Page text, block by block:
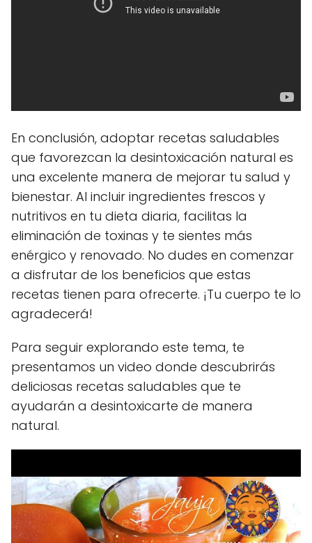
En conclusión, adoptar recetas saludables
que favorezcan la desintoxicación natural es
una excelente manera de mejorar tu salud y
bienestar. Al incluir ingredientes frescos y
nutritivos en tu dieta diaria, facilitas la
eliminación de toxinas y te sientes más
enérgico y renovado. No dudes en comenzar
a disfrutar de los beneficios que estas
recetas tienen para ofrecerte. ¡Tu cuerpo te lo
agradecerá!
Para seguir explorando este tema, te
presentamos un video donde descubrirás
deliciosas recetas saludables que te
ayudarán a desintoxicarte de manera
natural.